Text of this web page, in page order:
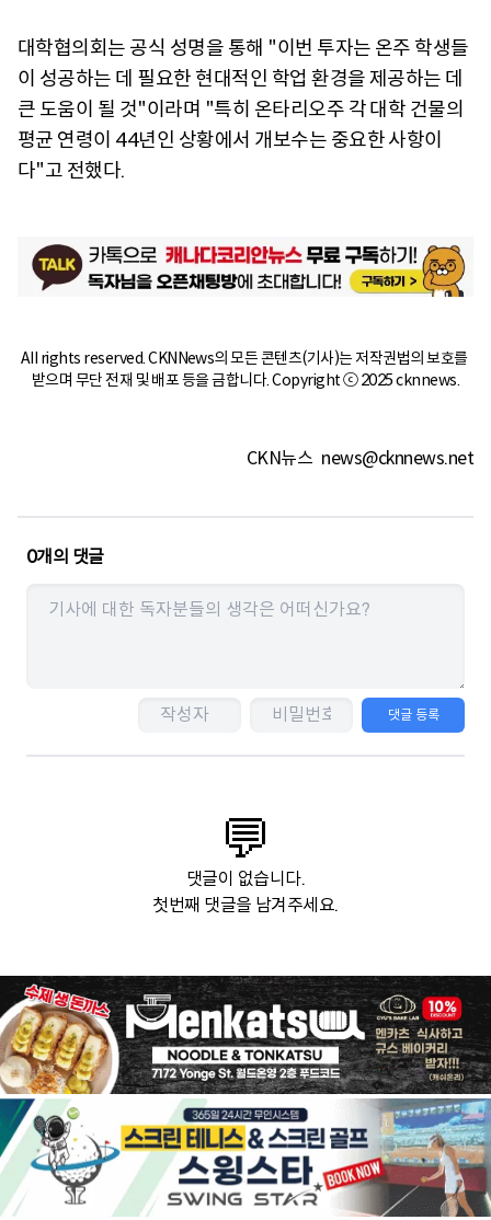
대학협의회는 공식 성명을 통해 "이번 투자는 온주 학생들
이 성공하는 데 필요한 현대적인 학업 환경을 제공하는 데
큰 도움이 될 것"이라며 "특히 온타리오주 각 대학 건물의
평균 연령이 44년인 상황에서 개보수는 중요한 사항이
다"고 전했다.
All rights reserved. CKNNews의 모든 콘텐츠(기사)는 저작권법의 보호를
받으며 무단 전재 및 배포 등을 금합니다. Copyright ⓒ 2025 cknnews.
CKN뉴스 news@cknnews.net
0개의 댓글
댓글 등록
💬
댓글이 없습니다.
첫번째 댓글을 남겨주세요.